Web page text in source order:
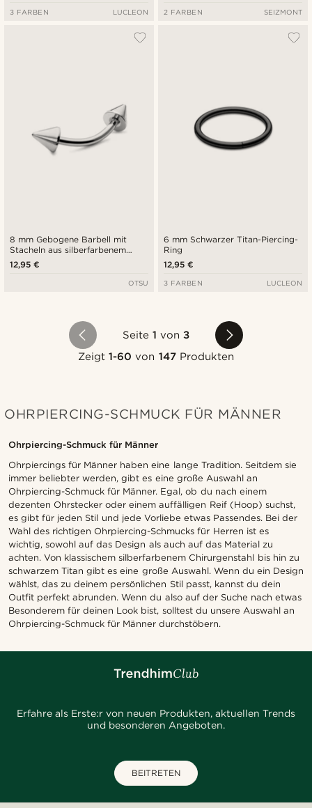
3 FARBEN LUCLEON 2 FARBEN SEIZMONT
8 mm Gebogene Barbell mit
Stacheln aus silberfarbenem
Titan
12,95 €
OTSU
6 mm Schwarzer Titan-Piercing-
Ring
12,95 €
3 FARBEN LUCLEON
Seite 1 von3
Zeigt1-60 von 147Produkten
OHRPIERCING-SCHMUCK FÜR MÄNNER
Ohrpiercing-Schmuck für Männer
​​​​Ohrpiercings für Männer haben eine lange Tradition. Seitdem sie
immer beliebter werden, gibt es eine große Auswahl an
Ohrpiercing-Schmuck für Männer. Egal, ob du nach einem
dezenten Ohrstecker oder einem auffälligen Reif (Hoop) suchst,
es gibt für jeden Stil und jede Vorliebe etwas Passendes. Bei der
Wahl des richtigen Ohrpiercing-Schmucks für Herren ist es
wichtig, sowohl auf das Design als auch auf das Material zu
achten. Von klassischem silberfarbenem Chirurgenstahl bis hin zu
schwarzem Titan gibt es eine große Auswahl. Wenn du ein Design
wählst, das zu deinem persönlichen Stil passt, kannst du dein
Outfit perfekt abrunden. Wenn du also auf der Suche nach etwas
Besonderem für deinen Look bist, solltest du unsere Auswahl an
Ohrpiercing-Schmuck für Männer durchstöbern.
Erfahre als Erste:r von neuen Produkten, aktuellen Trends
und besonderen Angeboten.
BEITRETEN